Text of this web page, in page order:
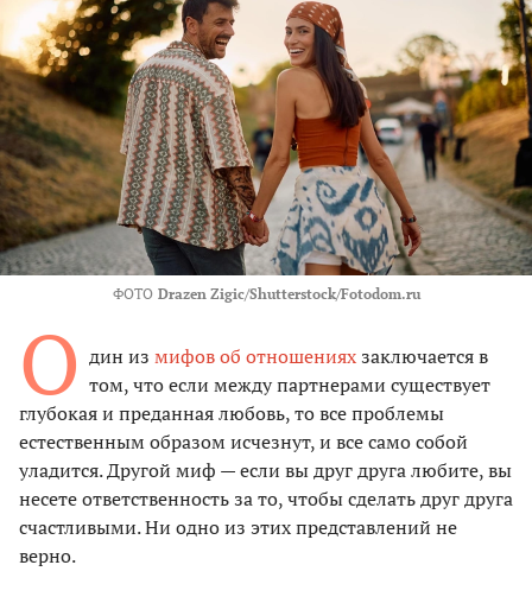
ФОТО Drazen Zigic/Shutterstock/Fotodom.ru
О дин из мифов об отношенияхзаключается в
том, что если между партнерами существует
глубокая и преданная любовь, то все проблемы
естественным образом исчезнут, и все само собой
уладится. Другой миф — если вы друг друга любите, вы
несете ответственность за то, чтобы сделать друг друга
счастливыми. Ни одно из этих представлений не
верно.